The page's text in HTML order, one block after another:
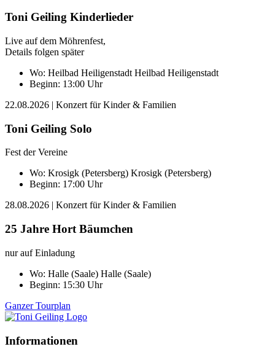
Toni Geiling Kinderlieder
Live auf dem Möhrenfest,
Details folgen später
Wo: Heilbad Heiligenstadt Heilbad Heiligenstadt
Beginn: 13:00 Uhr
22.08.2026 | Konzert für Kinder & Familien
Toni Geiling Solo
Fest der Vereine
Wo: Krosigk (Petersberg) Krosigk (Petersberg)
Beginn: 17:00 Uhr
28.08.2026 | Konzert für Kinder & Familien
25 Jahre Hort Bäumchen
nur auf Einladung
Wo: Halle (Saale) Halle (Saale)
Beginn: 15:30 Uhr
Ganzer Tourplan
Informationen